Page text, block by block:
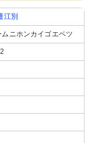
江別
ニホンカイゴエベツ